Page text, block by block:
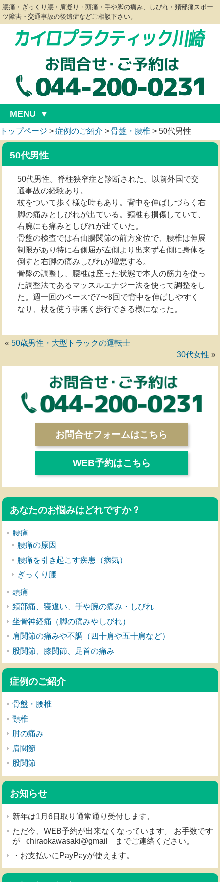
腰痛・ぎっくり腰・肩凝り・頭痛・手や脚の痛み、しびれ・頚部痛スポー
ツ障害・交通事故の後遺症などご相談下さい。
MENU
トップページ > 症例のご紹介 > 骨盤・腰椎 > 50代男性
50代男性
50代男性。脊柱狭窄症と診断された。以前外国で交
通事故の経験あり。
杖をついて歩く様な時もあり。背中を伸ばしづらく右
脚の痛みとしびれが出ている。頸椎も損傷していて、
右腕にも痛みとしびれが出ていた。
骨盤の検査では右仙腸関節の前方変位で、腰椎は伸展
制限があり特に右側屈が左側より出来ず右側に身体を
倒すと右脚の痛みしびれが増悪する。
骨盤の調整し、腰椎は座った状態で本人の筋力を使っ
た調整法であるマッスルエナジー法を使って調整をし
た。週一回のペースで7〜8回で背中を伸ばしやすく
なり、杖を使う事無く歩行できる様になった。
« 50歳男性・大型トラックの運転士
30代女性 »
お問合せフォームはこちら
WEB予約はこちら
あなたのお悩みはどれですか？
腰痛
腰痛の原因
腰痛を引き起こす疾患（病気）
ぎっくり腰
頭痛
頚部痛、寝違い、手や腕の痛み・しびれ
坐骨神経痛（脚の痛みやしびれ）
肩関節の痛みや不調（四十肩や五十肩など）
股関節、膝関節、足首の痛み
症例のご紹介
骨盤・腰椎
頸椎
肘の痛み
肩関節
股関節
お知らせ
新年は1月6日取り通常通り受付します。
ただ今、WEB予約が出来なくなっています。 お手数です
が chiraokawasaki@gmail までご連絡ください。
・お支払いにPayPayが使えます。